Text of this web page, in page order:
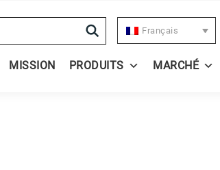
Français
MISSION PRODUITS MARCHÉ